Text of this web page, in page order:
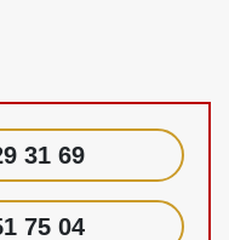
31 69
75 04